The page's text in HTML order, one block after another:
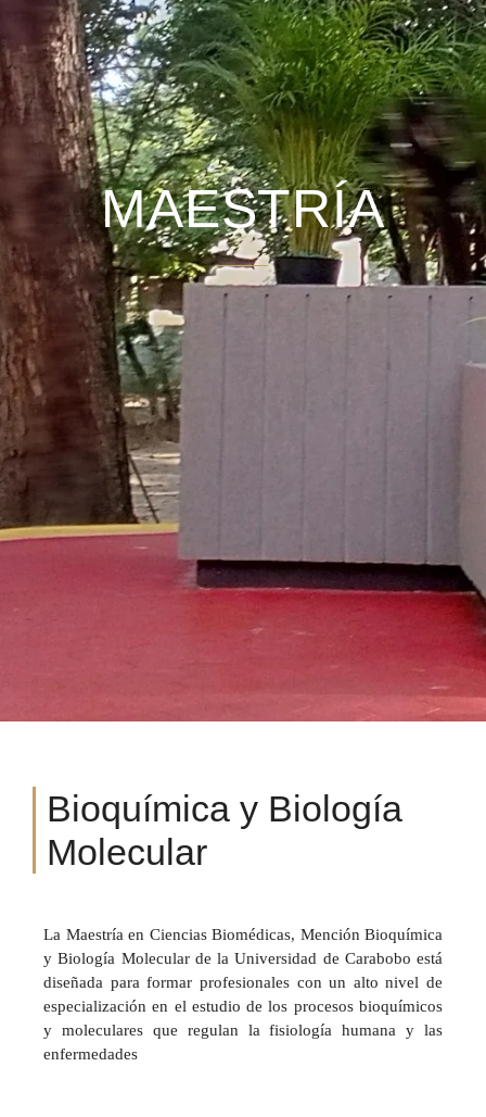
MAESTRÍA
Bioquímica y Biología
Molecular
La Maestría en Ciencias Biomédicas, Mención Bioquímica
y Biología Molecular de la Universidad de Carabobo está
diseñada para formar profesionales con un alto nivel de
especialización en el estudio de los procesos bioquímicos
y moleculares que regulan la fisiología humana y las
enfermedades